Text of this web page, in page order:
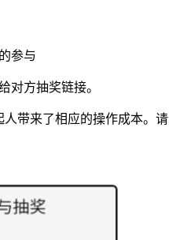
参与
对方抽奖链接。
带来了相应的操作成本。请